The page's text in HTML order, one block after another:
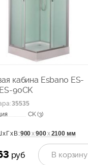
кабина Esbano ES-
90CK
:35535
CK (3)
900х900х2100 мм
руб В корзину